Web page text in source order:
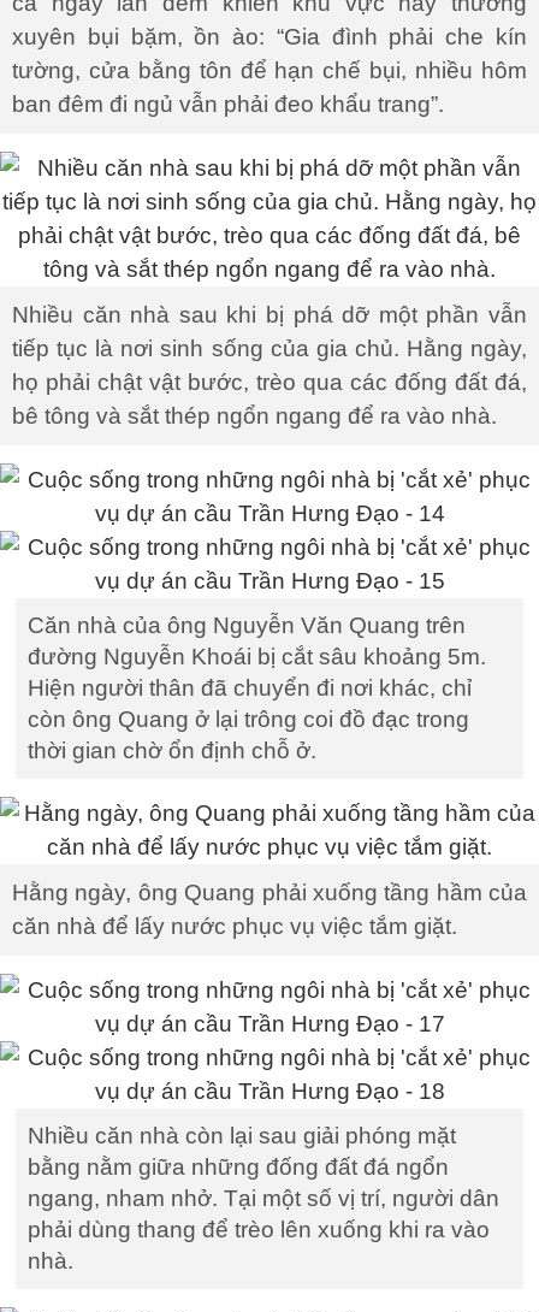
xuyên bụi bặm, ồn ào: “Gia đình phải che kín
tường, cửa bằng tôn để hạn chế bụi, nhiều hôm
ban đêm đi ngủ vẫn phải đeo khẩu trang”.
Nhiều căn nhà sau khi bị phá dỡ một phần vẫn
tiếp tục là nơi sinh sống của gia chủ. Hằng ngày,
họ phải chật vật bước, trèo qua các đống đất đá,
bê tông và sắt thép ngổn ngang để ra vào nhà.
Căn nhà của ông Nguyễn Văn Quang trên
đường Nguyễn Khoái bị cắt sâu khoảng 5m.
Hiện người thân đã chuyển đi nơi khác, chỉ
còn ông Quang ở lại trông coi đồ đạc trong
thời gian chờ ổn định chỗ ở.
Hằng ngày, ông Quang phải xuống tầng hầm của
căn nhà để lấy nước phục vụ việc tắm giặt.
Nhiều căn nhà còn lại sau giải phóng mặt
bằng nằm giữa những đống đất đá ngổn
ngang, nham nhở. Tại một số vị trí, người dân
phải dùng thang để trèo lên xuống khi ra vào
nhà.